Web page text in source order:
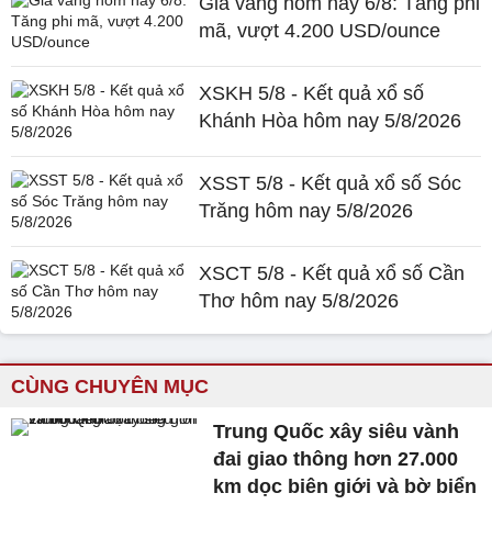
mã, vượt 4.200 USD/ounce
XSKH 5/8 - Kết quả xổ số
Khánh Hòa hôm nay 5/8/2026
XSST 5/8 - Kết quả xổ số Sóc
Trăng hôm nay 5/8/2026
XSCT 5/8 - Kết quả xổ số Cần
Thơ hôm nay 5/8/2026
CÙNG CHUYÊN MỤC
Trung Quốc xây siêu vành
đai giao thông hơn 27.000
km dọc biên giới và bờ biển